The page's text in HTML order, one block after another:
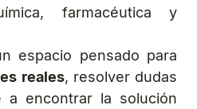
farmacéutica y
espacio pensado para
reales, resolver dudas
a encontrar la solución